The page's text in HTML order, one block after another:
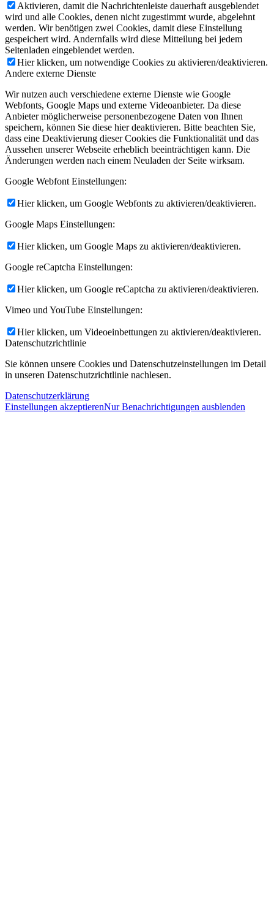
Aktivieren, damit die Nachrichtenleiste dauerhaft ausgeblendet
wird und alle Cookies, denen nicht zugestimmt wurde, abgelehnt
werden. Wir benötigen zwei Cookies, damit diese Einstellung
gespeichert wird. Andernfalls wird diese Mitteilung bei jedem
Seitenladen eingeblendet werden.
Hier klicken, um notwendige Cookies zu aktivieren/deaktivieren.
Andere externe Dienste
Wir nutzen auch verschiedene externe Dienste wie Google
Webfonts, Google Maps und externe Videoanbieter. Da diese
Anbieter möglicherweise personenbezogene Daten von Ihnen
speichern, können Sie diese hier deaktivieren. Bitte beachten Sie,
dass eine Deaktivierung dieser Cookies die Funktionalität und das
Aussehen unserer Webseite erheblich beeinträchtigen kann. Die
Änderungen werden nach einem Neuladen der Seite wirksam.
Google Webfont Einstellungen:
Hier klicken, um Google Webfonts zu aktivieren/deaktivieren.
Google Maps Einstellungen:
Hier klicken, um Google Maps zu aktivieren/deaktivieren.
Google reCaptcha Einstellungen:
Hier klicken, um Google reCaptcha zu aktivieren/deaktivieren.
Vimeo und YouTube Einstellungen:
Hier klicken, um Videoeinbettungen zu aktivieren/deaktivieren.
Datenschutzrichtlinie
Sie können unsere Cookies und Datenschutzeinstellungen im Detail
in unseren Datenschutzrichtlinie nachlesen.
Datenschutzerklärung
Einstellungen akzeptierenNur Benachrichtigungen ausblenden